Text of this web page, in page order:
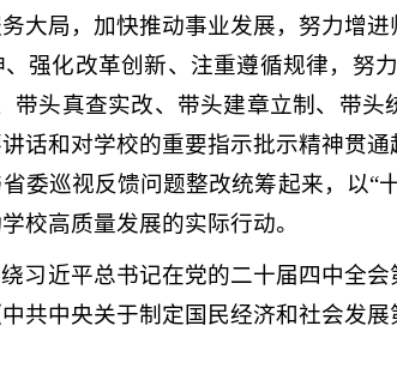
大局，加快推动事业发展，努力增
强化改革创新、注重遵循规律，努
带头真查实改、带头建章立制、带
话和对学校的重要指示批示精神贯
委巡视反馈问题整改统筹起来，以“
校高质量发展的实际行动。
习近平总书记在党的二十届四中全
共中央关于制定国民经济和社会发